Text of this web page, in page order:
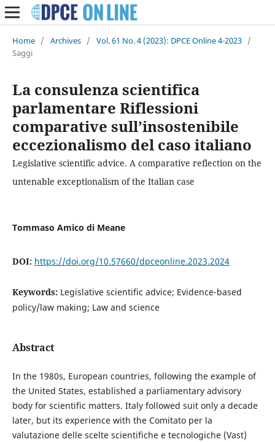
Home / Archives / Vol. 61 No. 4 (2023): DPCE Online 4-2023 /
Saggi
La consulenza scientifica
parlamentare Riflessioni
comparative sull’insostenibile
eccezionalismo del caso italiano
Legislative scientific advice. A comparative reflection on the
untenable exceptionalism of the Italian case
Tommaso Amico di Meane
DOI: https://doi.org/10.57660/dpceonline.2023.2024
Keywords: Legislative scientific advice; Evidence-based
policy/law making; Law and science
Abstract
In the 1980s, European countries, following the example of
the United States, established a parliamentary advisory
body for scientific matters. Italy followed suit only a decade
later, but its experience with the Comitato per la
valutazione delle scelte scientifiche e tecnologiche (Vast)